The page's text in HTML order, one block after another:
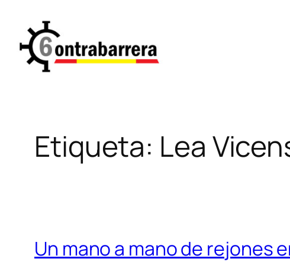
contenido
Etiqueta: Lea
Un mano a mano de rejones